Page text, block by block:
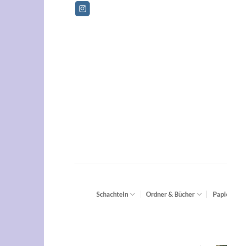
Betriebsferien vom
Schachteln Ordner & Bücher